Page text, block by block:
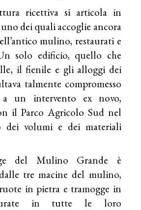
ricettiva si articola in
dei quali accoglie ancora
mulino, restaurati e
solo edificio, quello che
il fienile e gli alloggi dei
talmente compromesso
a un intervento ex novo,
il Parco Agricolo Sud nel
dei volumi e dei materiali
del Mulino Grande è
tre macine del mulino,
in pietra e tramogge in
in tutte le loro